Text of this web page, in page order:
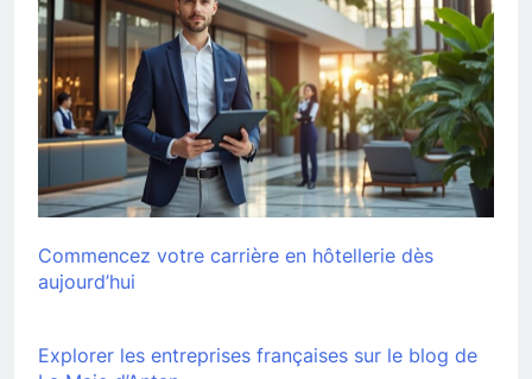
Commencez votre carrière en hôtellerie dès
aujourd’hui
Explorer les entreprises françaises sur le blog de